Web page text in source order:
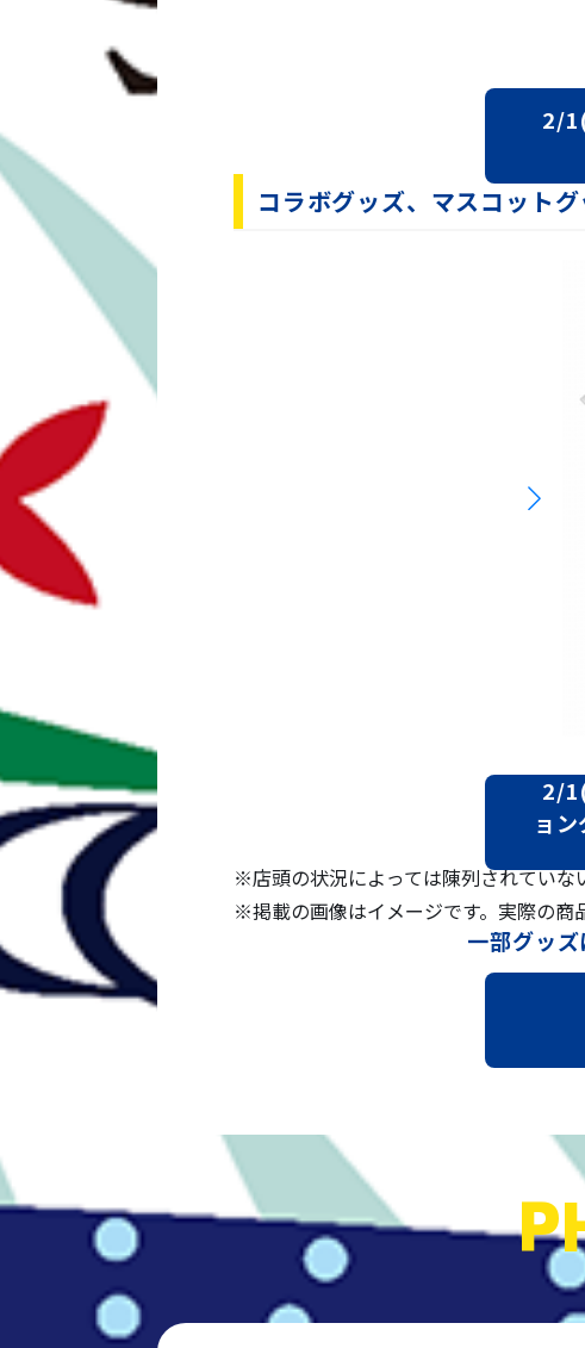
京急アドエンタープライズ「2026
2026年春季キャンプ練習試合・オ
2026年春季キャンプの日程および
2025/11/20
2/
コラボグッズ、マスコット
2/
ョ
※店頭の状況によっては陳列されていな
※掲載の画像はイメージです。実際の商
一部グッ